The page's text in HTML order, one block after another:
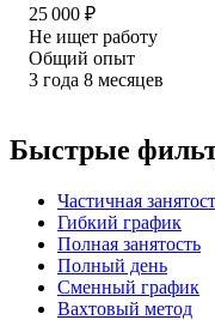
25 000 ₽
Не ищет работу
Общий опыт
3 года 8 месяцев
Быстрые
Частичная
Гибкий график
Полная занятость
Полный день
Сменный график
Вахтовый метод